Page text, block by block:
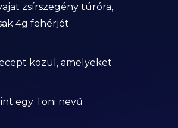
zsírszegény túróra,
4g fehérjét
közül, amelyeket
egy Toni nevű